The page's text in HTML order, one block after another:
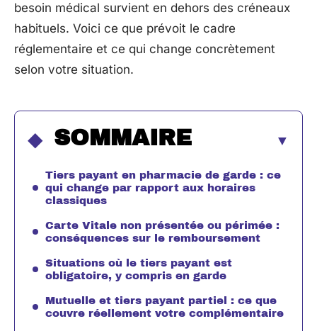
besoin médical survient en dehors des créneaux
habituels. Voici ce que prévoit le cadre
réglementaire et ce qui change concrètement
selon votre situation.
SOMMAIRE
Tiers payant en pharmacie de garde : ce
qui change par rapport aux horaires
classiques
Carte Vitale non présentée ou périmée :
conséquences sur le remboursement
Situations où le tiers payant est
obligatoire, y compris en garde
Mutuelle et tiers payant partiel : ce que
couvre réellement votre complémentaire